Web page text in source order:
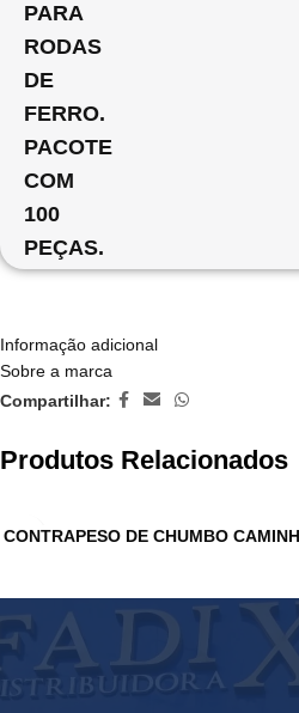
PARA
RODAS
DE
FERRO.
PACOTE
COM
100
PEÇAS.
Informação adicional
Sobre a marca
Compartilhar:
Produtos Relacionados
CONTRAPESO DE CHUMBO